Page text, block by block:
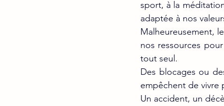
sport, à la
adaptée à nos
Malheureusement,
nos ressources
tout seul.
Des blocages ou
empêchent de vivre
Un accident, un